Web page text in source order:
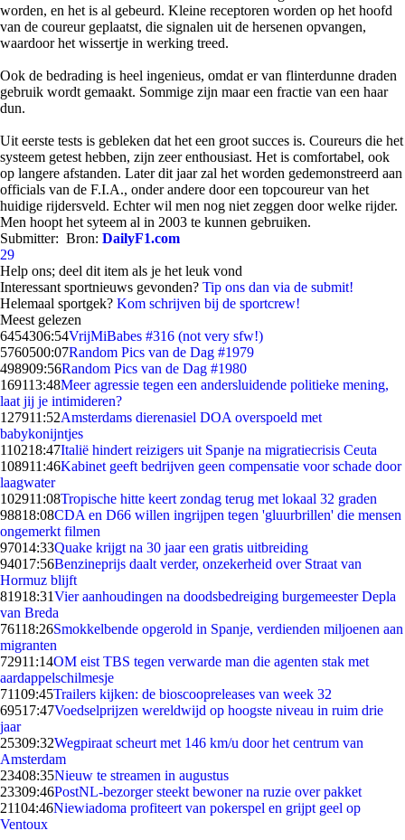
worden, en het is al gebeurd. Kleine receptoren worden op het hoofd
van de coureur geplaatst, die signalen uit de hersenen opvangen,
waardoor het wissertje in werking treed.
Ook de bedrading is heel ingenieus, omdat er van flinterdunne draden
gebruik wordt gemaakt. Sommige zijn maar een fractie van een haar
dun.
Uit eerste tests is gebleken dat het een groot succes is. Coureurs die het
systeem getest hebben, zijn zeer enthousiast. Het is comfortabel, ook
op langere afstanden. Later dit jaar zal het worden gedemonstreerd aan
officials van de F.I.A., onder andere door een topcoureur van het
huidige rijdersveld. Echter wil men nog niet zeggen door welke rijder.
Men hoopt het syteem al in 2003 te kunnen gebruiken.
Submitter: Bron: DailyF1.com
29
Help ons; deel dit item als je het leuk vond
Interessant sportnieuws gevonden? Tip ons dan via de submit!
Helemaal sportgek? Kom schrijven bij de sportcrew!
Meest gelezen
6454306:54VrijMiBabes #316 (not very sfw!)
5760500:07Random Pics van de Dag #1979
498909:56Random Pics van de Dag #1980
169113:48Meer agressie tegen een andersluidende politieke mening,
laat jij je intimideren?
127911:52Amsterdams dierenasiel DOA overspoeld met
babykonijntjes
110218:47Italië hindert reizigers uit Spanje na migratiecrisis Ceuta
108911:46Kabinet geeft bedrijven geen compensatie voor schade door
laagwater
102911:08Tropische hitte keert zondag terug met lokaal 32 graden
98818:08CDA en D66 willen ingrijpen tegen 'gluurbrillen' die mensen
ongemerkt filmen
97014:33Quake krijgt na 30 jaar een gratis uitbreiding
94017:56Benzineprijs daalt verder, onzekerheid over Straat van
Hormuz blijft
81918:31Vier aanhoudingen na doodsbedreiging burgemeester Depla
van Breda
76118:26Smokkelbende opgerold in Spanje, verdienden miljoenen aan
migranten
72911:14OM eist TBS tegen verwarde man die agenten stak met
aardappelschilmesje
71109:45Trailers kijken: de bioscoopreleases van week 32
69517:47Voedselprijzen wereldwijd op hoogste niveau in ruim drie
jaar
25309:32Wegpiraat scheurt met 146 km/u door het centrum van
Amsterdam
23408:35Nieuw te streamen in augustus
23309:46PostNL-bezorger steekt bewoner na ruzie over pakket
21104:46Niewiadoma profiteert van pokerspel en grijpt geel op
Ventoux